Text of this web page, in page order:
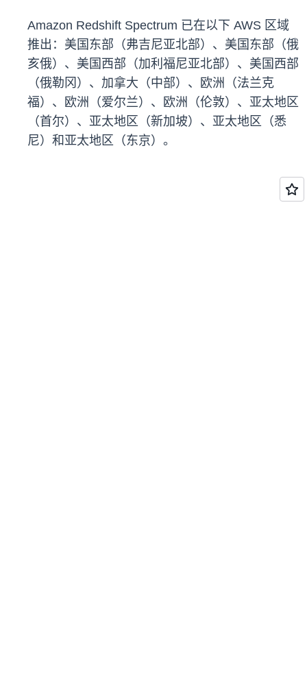
Amazon Redshift Spectrum 已在以下 AWS 区域
推出：美国东部（弗吉尼亚北部）、美国东部（俄
亥俄）、美国西部（加利福尼亚北部）、美国西部
（俄勒冈）、加拿大（中部）、欧洲（法兰克
福）、欧洲（爱尔兰）、欧洲（伦敦）、亚太地区
（首尔）、亚太地区（新加坡）、亚太地区（悉
尼）和亚太地区（东京）。